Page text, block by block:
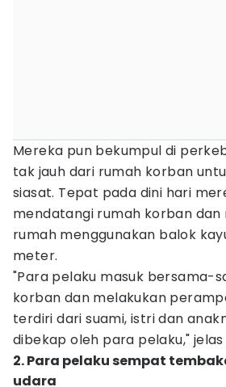
Mereka pun bekumpul di
tak jauh dari rumah korban
siasat. Tepat pada dini hari
mendatangi rumah korban
rumah menggunakan balok
meter.
"Para pelaku masuk bersama-
korban dan melakukan
terdiri dari suami, istri dan
dibekap oleh para pelaku," jelas
2. Para pelaku sempat
udara